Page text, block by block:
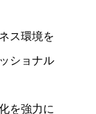
ス環境を
ショナル
を強力に